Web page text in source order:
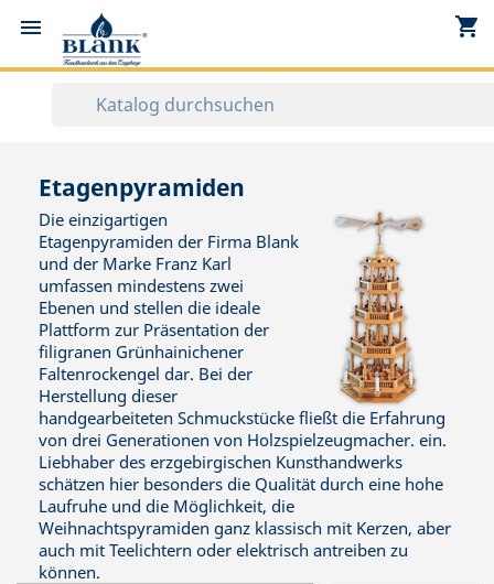
 shopping_cart
Etagenpyramiden
Die einzigartigen
Etagenpyramiden der Firma Blank
und der Marke Franz Karl
umfassen mindestens zwei
Ebenen und stellen die ideale
Plattform zur Präsentation der
filigranen Grünhainichener
Faltenrockengel dar. Bei der
Herstellung dieser
handgearbeiteten Schmuckstücke fließt die Erfahrung
von drei Generationen von Holzspielzeugmacher. ein.
Liebhaber des erzgebirgischen Kunsthandwerks
schätzen hier besonders die Qualität durch eine hohe
Laufruhe und die Möglichkeit, die
Weihnachtspyramiden ganz klassisch mit Kerzen, aber
auch mit Teelichtern oder elektrisch antreiben zu
können.